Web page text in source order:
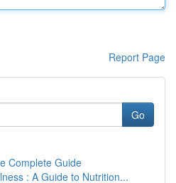
Report Page
Go
Complete Guide
: A Guide to Nutrition...